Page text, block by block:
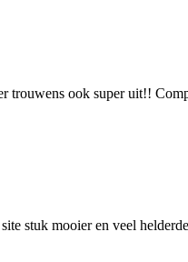
trouwens ook super uit!!
stuk mooier en veel